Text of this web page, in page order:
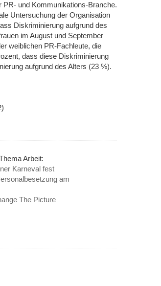
PR- und Kommunikations-Branche.
Untersuchung der Organisation
Diskriminierung aufgrund des
im August und September
weiblichen PR-Fachleute, die
dass diese Diskriminierung
aufgrund des Alters (23 %).
Arbeit:
Karneval fest
am
The Picture